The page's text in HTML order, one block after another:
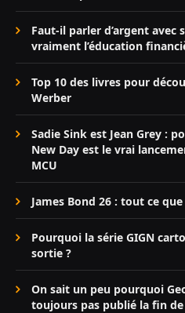
Faut-il parler d’argent avec
vraiment l’éducation
Top 10 des livres pour
Werber
Sadie Sink est Jean Grey :
New Day est le vrai
MCU
James Bond 26 : tout ce
Pourquoi la série GIGN
sortie ?
On sait un peu pourquoi
toujours pas publié la fin